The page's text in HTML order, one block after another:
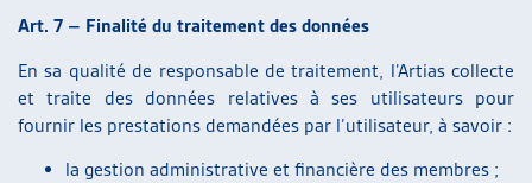
Art. 7 – Finalité du traitement des données
En sa qualité de responsable de traitement, l’Artias collecte
et traite des données relatives à ses utilisateurs pour
fournir les prestations demandées par l’utilisateur, à savoir :
la gestion administrative et financière des membres ;